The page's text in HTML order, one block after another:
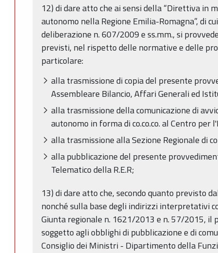
12) di dare atto che ai sensi della “Direttiva in
autonomo nella Regione Emilia-Romagna”, di
deliberazione n. 607/2009 e ss.mm., si
previsti, nel rispetto delle normative e delle
particolare:
alla trasmissione di copia del presente
Assembleare Bilancio, Affari Generali ed
alla trasmissione della comunicazione di
autonomo in forma di co.co.co. al Centro per
alla trasmissione alla Sezione Regionale di
alla pubblicazione del presente
Telematico della R.E.R;
13) di dare atto che, secondo quanto previsto
nonché sulla base degli indirizzi interpretativi
Giunta regionale n. 1621/2013 e n. 57/2015, il
soggetto agli obblighi di pubblicazione e di
Consiglio dei Ministri - Dipartimento della